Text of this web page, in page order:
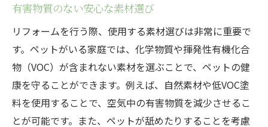
有害物質のない安心な素材選び
リフォームを行う際、使用する素材選びは非常に重要で
す。ペットがいる家庭では、化学物質や揮発性有機化合
物（VOC）が含まれない素材を選ぶことで、ペットの健
康を守ることができます。例えば、自然素材や低VOC塗
料を使用することで、空気中の有害物質を減少させるこ
とが可能です。また、ペットが舐めたりすることを考慮